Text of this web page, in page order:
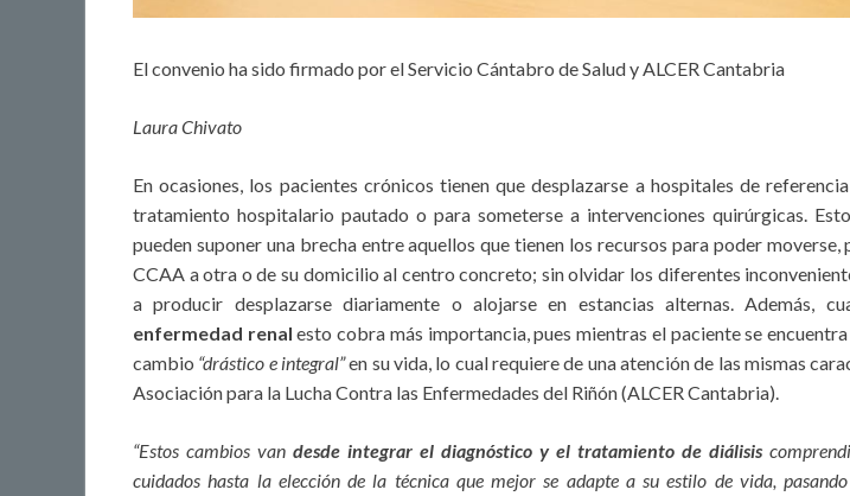
El convenio ha sido firmado por el Servicio Cántabro de Salud y ALCER Cantabria
Laura Chivato
En ocasiones, los pacientes crónicos tienen que desplazarse a hospitales de
tratamiento hospitalario pautado o para someterse a intervenciones quirúrgicas.
pueden suponer una brecha entre aquellos que tienen los recursos para poder moverse,
CCAA a otra o de su domicilio al centro concreto; sin olvidar los diferentes
a producir desplazarse diariamente o alojarse en estancias alternas. Además,
enfermedad renal esto cobra más importancia, pues mientras el paciente se
cambio “drástico e integral”en su vida, lo cual requiere de una atención de las mismas
Asociación para la Lucha Contra las Enfermedades del Riñón (ALCER Cantabria).
“Estos cambios van desde integrar el diagnóstico y el tratamiento de diálisis
cuidados hasta la elección de la técnica que mejor se adapte a su estilo de vida,